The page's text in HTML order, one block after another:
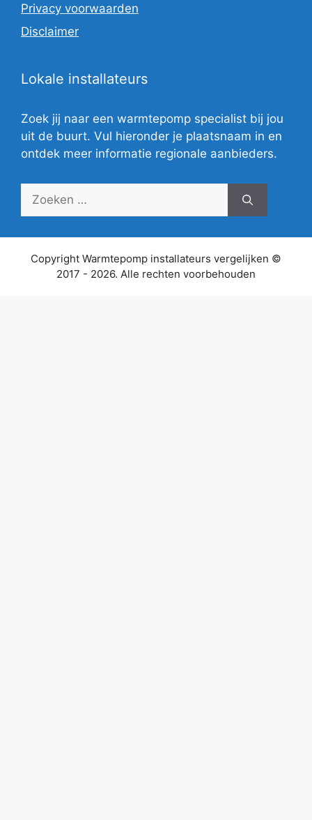
Privacy voorwaarden
Disclaimer
Lokale installateurs
Zoek jij naar een warmtepomp specialist bij jou
uit de buurt. Vul hieronder je plaatsnaam in en
ontdek meer informatie regionale aanbieders.
Zoek
Copyright Warmtepomp installateurs vergelijken ©
2017 - 2026. Alle rechten voorbehouden